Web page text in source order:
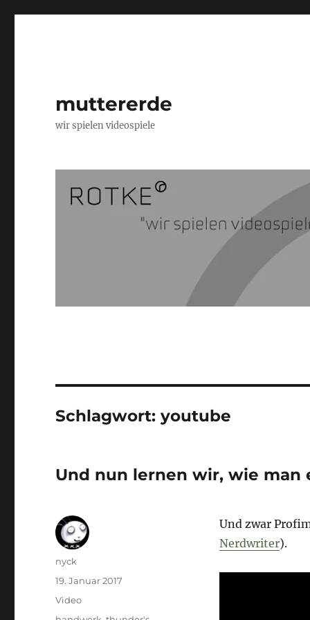
muttererde
wir spielen videospiele
Schlagwort:youtube
Und nun lernen wir, wie man
Und zwar
Nerdwriter).
Autor
nyck
Veröffentlicht
am
19. Januar 2017
Format
Video